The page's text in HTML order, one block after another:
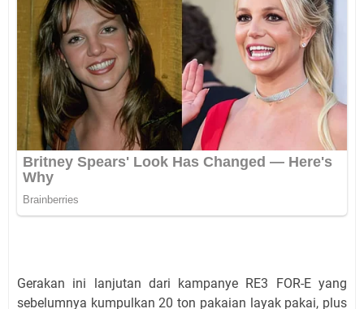
Gerakan ini lanjutan dari kampanye RE3 FOR-E yang
sebelumnya kumpulkan 20 ton pakaian layak pakai, plus